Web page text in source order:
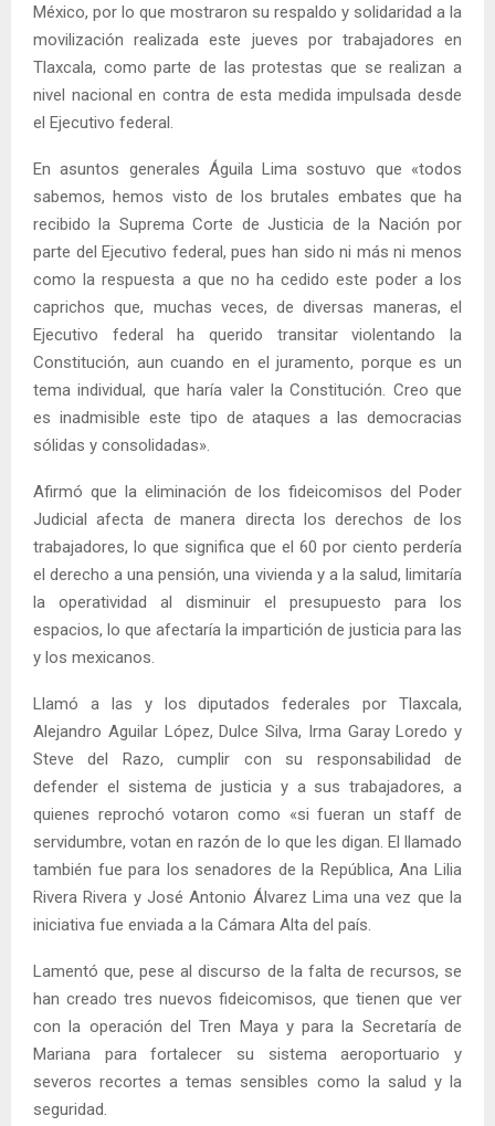
México, por lo que mostraron su respaldo y solidaridad a la
movilización realizada este jueves por trabajadores en
Tlaxcala, como parte de las protestas que se realizan a
nivel nacional en contra de esta medida impulsada desde
el Ejecutivo federal.
En asuntos generales Águila Lima sostuvo que «todos
sabemos, hemos visto de los brutales embates que ha
recibido la Suprema Corte de Justicia de la Nación por
parte del Ejecutivo federal, pues han sido ni más ni menos
como la respuesta a que no ha cedido este poder a los
caprichos que, muchas veces, de diversas maneras, el
Ejecutivo federal ha querido transitar violentando la
Constitución, aun cuando en el juramento, porque es un
tema individual, que haría valer la Constitución. Creo que
es inadmisible este tipo de ataques a las democracias
sólidas y consolidadas».
Afirmó que la eliminación de los fideicomisos del Poder
Judicial afecta de manera directa los derechos de los
trabajadores, lo que significa que el 60 por ciento perdería
el derecho a una pensión, una vivienda y a la salud, limitaría
la operatividad al disminuir el presupuesto para los
espacios, lo que afectaría la impartición de justicia para las
y los mexicanos.
Llamó a las y los diputados federales por Tlaxcala,
Alejandro Aguilar López, Dulce Silva, Irma Garay Loredo y
Steve del Razo, cumplir con su responsabilidad de
defender el sistema de justicia y a sus trabajadores, a
quienes reprochó votaron como «si fueran un staff de
servidumbre, votan en razón de lo que les digan. El llamado
también fue para los senadores de la República, Ana Lilia
Rivera Rivera y José Antonio Álvarez Lima una vez que la
iniciativa fue enviada a la Cámara Alta del país.
Lamentó que, pese al discurso de la falta de recursos, se
han creado tres nuevos fideicomisos, que tienen que ver
con la operación del Tren Maya y para la Secretaría de
Mariana para fortalecer su sistema aeroportuario y
severos recortes a temas sensibles como la salud y la
seguridad.